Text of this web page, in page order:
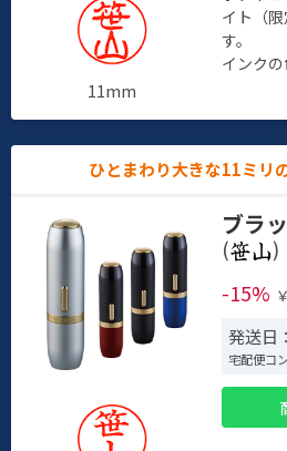
11mm
イト（
す。
インクの
ひとまわり大きな11ミリ
ブラ
(
)
-15% ￥
発送日
宅配便コ